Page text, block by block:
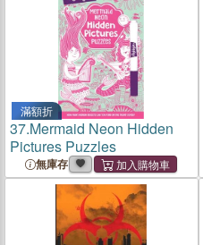
滿額折
37.Mermaid Neon Hidden
Pictures Puzzles
無庫存